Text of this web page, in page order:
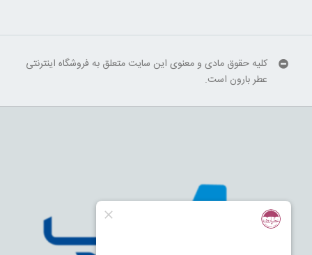
کلیه حقوق مادی و معنوی این سایت متعلق به فروشگاه اینترنتی
عطر بارون است.